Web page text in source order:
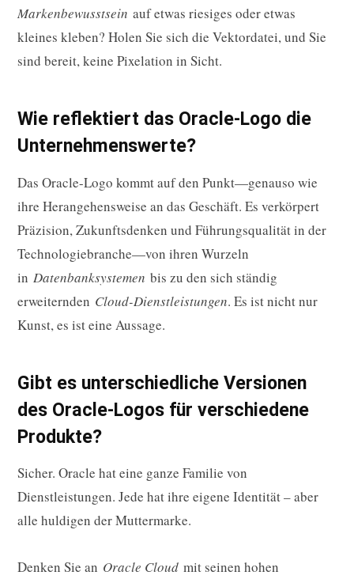
Markenbewusstsein auf etwas riesiges oder etwas
kleines kleben? Holen Sie sich die Vektordatei, und Sie
sind bereit, keine Pixelation in Sicht.
Wie reflektiert das Oracle-Logo die
Unternehmenswerte?
Das Oracle-Logo kommt auf den Punkt—genauso wie
ihre Herangehensweise an das Geschäft. Es verkörpert
Präzision, Zukunftsdenken und Führungsqualität in der
Technologiebranche—von ihren Wurzeln
in Datenbanksystemen bis zu den sich ständig
erweiternden Cloud-Dienstleistungen. Es ist nicht nur
Kunst, es ist eine Aussage.
Gibt es unterschiedliche Versionen
des Oracle-Logos für verschiedene
Produkte?
Sicher. Oracle hat eine ganze Familie von
Dienstleistungen. Jede hat ihre eigene Identität – aber
alle huldigen der Muttermarke.
Denken Sie an Oracle Cloud mit seinen hohen